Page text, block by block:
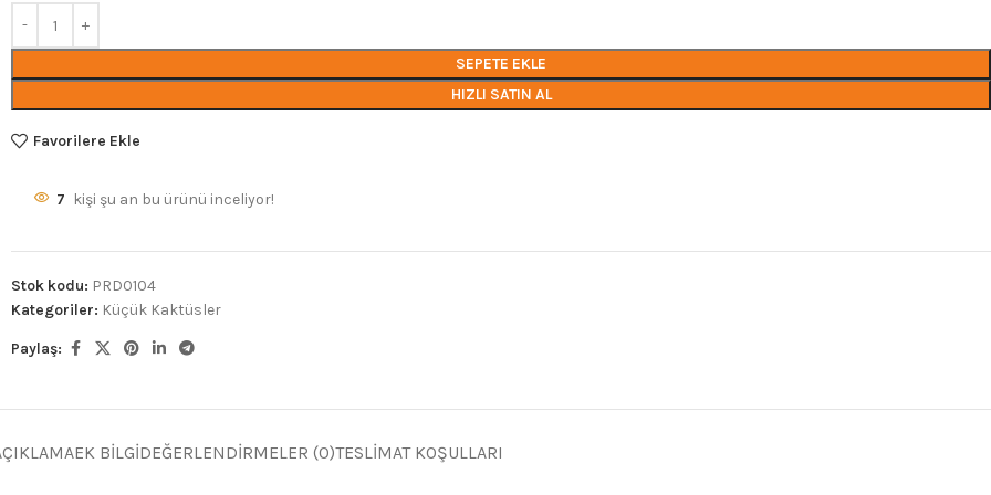
SEPETE EKLE
HIZLI SATIN AL
Favorilere Ekle
7 kişi şu an bu ürünü inceliyor!
Stok kodu: PRD0104
Kategoriler: Küçük Kaktüsler
Paylaş:
EK BILGIDEĞERLENDIRMELER (0)TESLIMAT KOŞULLARI